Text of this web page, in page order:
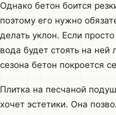
Однако бетон боится
поэтому его нужно
делать уклон. Если
вода будет стоять на
сезона бетон покроется
Плитка на песчаной
хочет эстетики. Она